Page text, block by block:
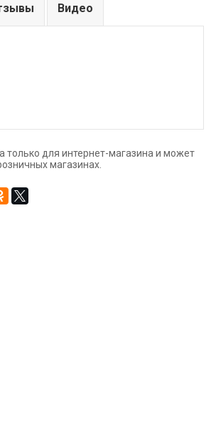
Видео
только для интернет-магазина и может
магазинах.